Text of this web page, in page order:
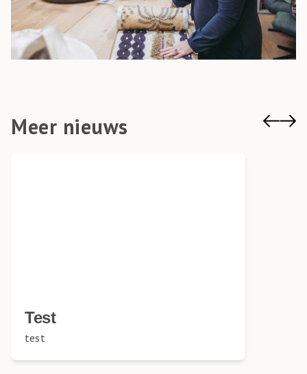
Meer nieuws
Test
test